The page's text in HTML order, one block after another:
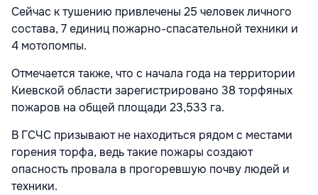
Сейчас к тушению привлечены 25 человек личного
состава, 7 единиц пожарно-спасательной техники и
4 мотопомпы.
Отмечается также, что с начала года на территории
Киевской области зарегистрировано 38 торфяных
пожаров на общей площади 23,533 га.
В ГСЧС призывают не находиться рядом с местами
горения торфа, ведь такие пожары создают
опасность провала в прогоревшую почву людей и
техники.